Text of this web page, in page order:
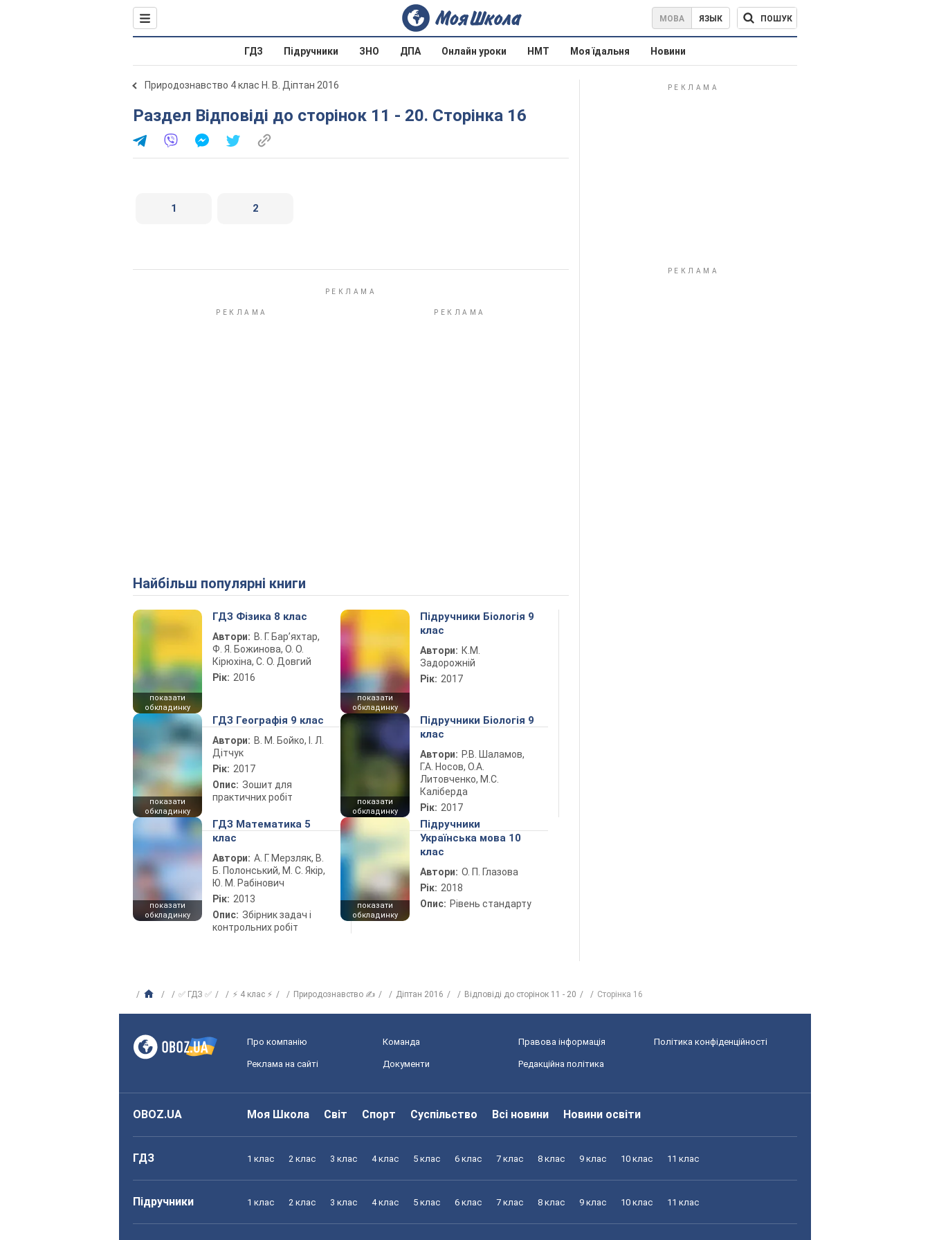
МОВА ЯЗЫК ПОШУК
ГДЗ Підручники ЗНО ДПА Онлайн уроки НМТ Моя їдальня Новини
Природознавство 4 клас Н. В. Діптан 2016
Раздел Відповіді до сторінок 11 - 20. Сторінка 16
1 2
Найбільш популярні книги
показати
обкладинку
ГДЗ Фізика 8 клас
Автори: В. Г. Бар’яхтар,
Ф. Я. Божинова, О. О.
Кірюхіна, С. О. Довгий
Рік: 2016
показати
обкладинку
Підручники Біологія 9
клас
Автори: К.М.
Задорожній
Рік: 2017
показати
обкладинку
ГДЗ Географія 9 клас
Автори: В. М. Бойко, І. Л.
Дітчук
Рік: 2017
Опис: Зошит для
практичних робіт
показати
обкладинку
Підручники Біологія 9
клас
Автори: Р.В. Шаламов,
Г.А. Носов, О.А.
Литовченко, М.С.
Каліберда
Рік: 2017
показати
обкладинку
ГДЗ Математика 5
клас
Автори: А. Г. Мерзляк, В.
Б. Полонський, М. С. Якір,
Ю. М. Рабінович
Рік: 2013
Опис: Збірник задач і
контрольних робіт
показати
обкладинку
Підручники
Українська мова 10
клас
Автори: О. П. Глазова
Рік: 2018
Опис: Рівень стандарту
✅ ГДЗ ✅ ⚡ 4 клас ⚡ Природознавство ✍ Діптан 2016 Відповіді до сторінок 11 - 20 Сторінка 16
Про компанію Команда Правова інформація Політика конфіденційності
Реклама на сайті Документи Редакційна політика
OBOZ.UA Моя Школа Світ Спорт Суспільство Всі новини Новини освіти
ГДЗ 1 клас 2 клас 3 клас 4 клас 5 клас 6 клас 7 клас 8 клас 9 клас 10 клас 11 клас
Підручники 1 клас 2 клас 3 клас 4 клас 5 клас 6 клас 7 клас 8 клас 9 клас 10 клас 11 клас